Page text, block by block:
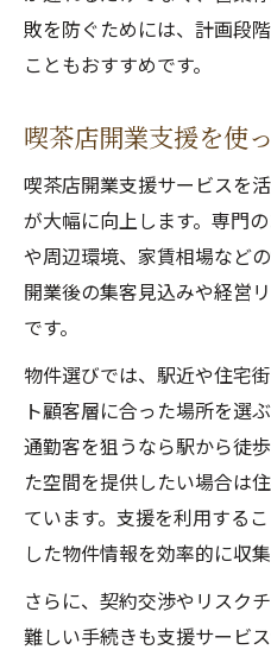
敗を防ぐためには、計画段
こともおすすめです。
喫茶店開業支援を使
喫茶店開業支援サービスを
が大幅に向上します。専門
や周辺環境、家賃相場など
開業後の集客見込みや経営
です。
物件選びでは、駅近や住宅
ト顧客層に合った場所を選
通勤客を狙うなら駅から徒
た空間を提供したい場合は
ています。支援を利用する
した物件情報を効率的に収集
さらに、契約交渉やリスク
難しい手続きも支援サービ